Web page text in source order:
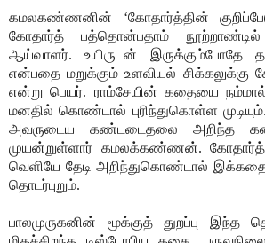
கமலகண்ணனின் ‘கோதார்த்தின்
கோதார்த் பத்தொன்பதாம்
ஆய்வாளர். உயிருடன் இருக்கும்போதே
என்பதை மறுக்கும் உளவியல் சிக்கலுக்கு
என்று பெயர். ராம்சேயின் கதையை
மனதில் கொண்டால் புரிந்துகொள்ள
அவருடைய கண்டடைதலை அறிந்த
முயன்றுள்ளார் கமலக்கண்ணன்.
வெளியே தேடி அறிந்துகொண்டால் இக்கதை
தொடர்புறும்.
பாலமுருகனின் மூக்குத் துறப்பு இந்த